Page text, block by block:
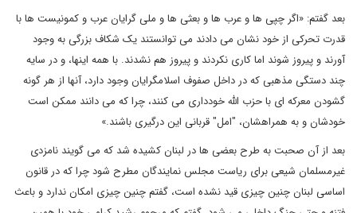
بعد گفتم: «اگر چپی ها و عرب ها و بعثی ها و ملی گرایان عرب و کمونیست ها با
قدرت تحرکی از خود نشان می دادند می توانستند یک شکاف بزرگی به وجود
آورند و پیروز شوند اما کاری نکردند و پیروز هم نشدند. با همه اینها، و در سایه
چند دستگی مذهبی که در داخل صفوف اسلامگرایان وجود دارد، آنها از هر گونه
گشودن معرکه ای با حزب الله خودداری می کنند، چرا که می دانند ممکن است
خودشان و به همراهشان، "امل" قربانی این درگیری باشند.»
بعد از آن صحبت به طرح بعضی ها در لبنان کشیده شد که می گویند نامزدی
غیرمسلمان شیعی برای ریاست مجلس نمایندگان مطرح شود چرا که در قانون
اساسی لبنان چنین چیزی قید نشده است، گفتم چنین چیزی امکان ندارد و باعث